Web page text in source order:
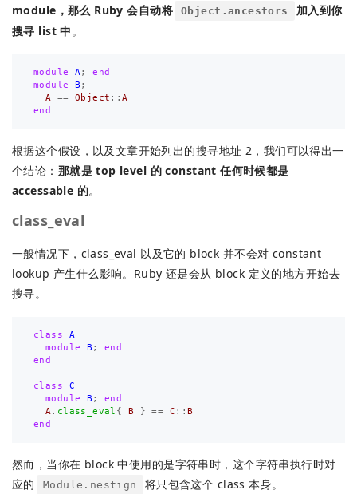
module，那么 Ruby 会自动将
Object.ancestors
加入到你
搜寻 list 中。
module A;
end
module
B ;
A
== Object ::A
end
根据这个假设，以及文章开始列出的搜寻地址 2，我们可以得出一
个结论： 那就是 top level 的 constant 任何时候都是
accessable 的。
class_eval
一般情况下，class_eval 以及它的 block 并不会对 constant
lookup 产生什么影响。Ruby 还是会从 block 定义的地方开始去
搜寻。
class
A
module
B ;
end
end
class
C
module
B ;
end
A. class_eval { B } == C :: B
end
然而，当你在 block 中使用的是字符串时，这个字符串执行时对
应的
Module.nestign 将只包含这个 class 本身。